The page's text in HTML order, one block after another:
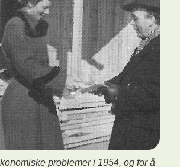
problemer i 1954, og for å